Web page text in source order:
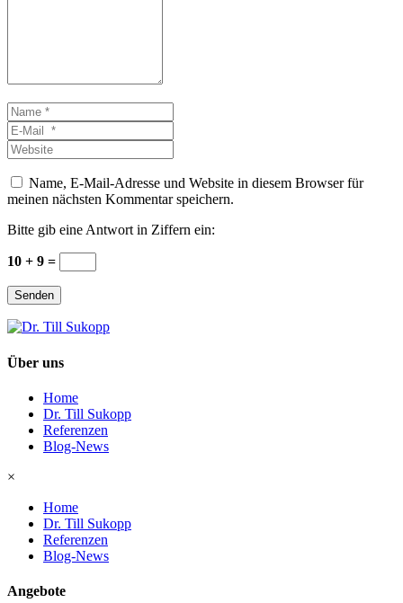
Name
*E-
Mail
*
Website
Name, E-Mail-Adresse und Website in diesem Browser für
meinen nächsten Kommentar speichern.
Bitte gib eine Antwort in Ziffern ein:
10 + 9 =
Senden
Über uns
Home
Dr. Till Sukopp
Referenzen
Blog-News
×
Home
Dr. Till Sukopp
Referenzen
Blog-News
Angebote